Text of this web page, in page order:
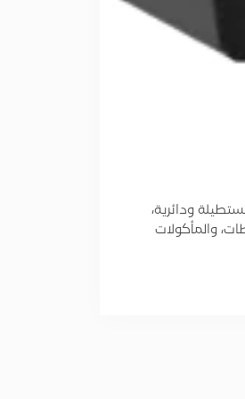
ودائرية،
والمأكولات